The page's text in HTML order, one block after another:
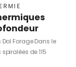
Forage Dans le
de 115